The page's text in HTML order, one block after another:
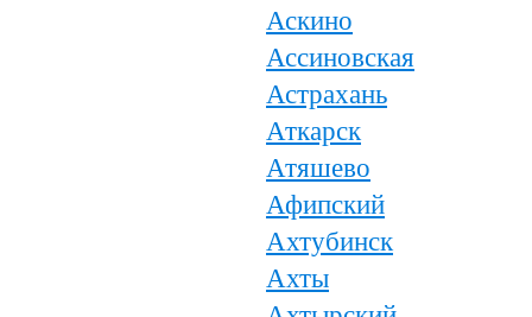
Аскино
Ассиновская
Астрахань
Аткарск
Атяшево
Афипский
Ахтубинск
Ахты